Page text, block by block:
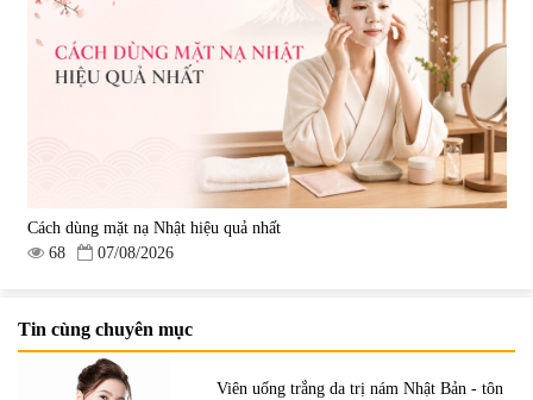
Cách dùng mặt nạ Nhật hiệu quả nhất
68
07/08/2026
Tin cùng chuyên mục
Viên uống trắng da trị nám Nhật Bản - tôn